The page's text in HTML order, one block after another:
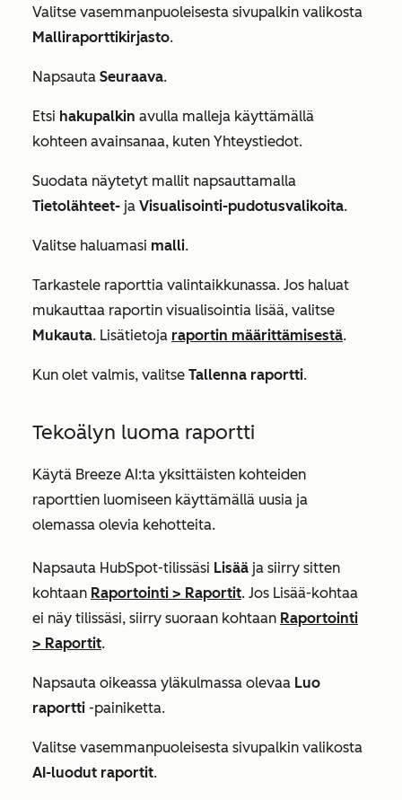
Valitse vasemmanpuoleisesta sivupalkin valikosta
Malliraporttikirjasto.
Napsauta Seuraava.
Etsi hakupalkin avulla malleja käyttämällä
kohteen avainsanaa, kuten Yhteystiedot.
Suodata näytetyt mallit napsauttamalla
Tietolähteet- ja Visualisointi-pudotusvalikoita.
Valitse haluamasi malli.
Tarkastele raporttia valintaikkunassa. Jos haluat
mukauttaa raportin visualisointia lisää, valitse
Mukauta. Lisätietoja raportin määrittämisestä.
Kun olet valmis, valitse Tallenna raportti.
Tekoälyn luoma raportti
Käytä Breeze AI:ta yksittäisten kohteiden
raporttien luomiseen käyttämällä uusia ja
olemassa olevia kehotteita.
Napsauta HubSpot-tilissäsi Lisää ja siirry sitten
kohtaan Raportointi > Raportit. Jos Lisää-kohtaa
ei näy tilissäsi, siirry suoraan kohtaan Raportointi
> Raportit.
Napsauta oikeassa yläkulmassa olevaa Luo
raportti -painiketta.
Valitse vasemmanpuoleisesta sivupalkin valikosta
AI-luodut raportit.